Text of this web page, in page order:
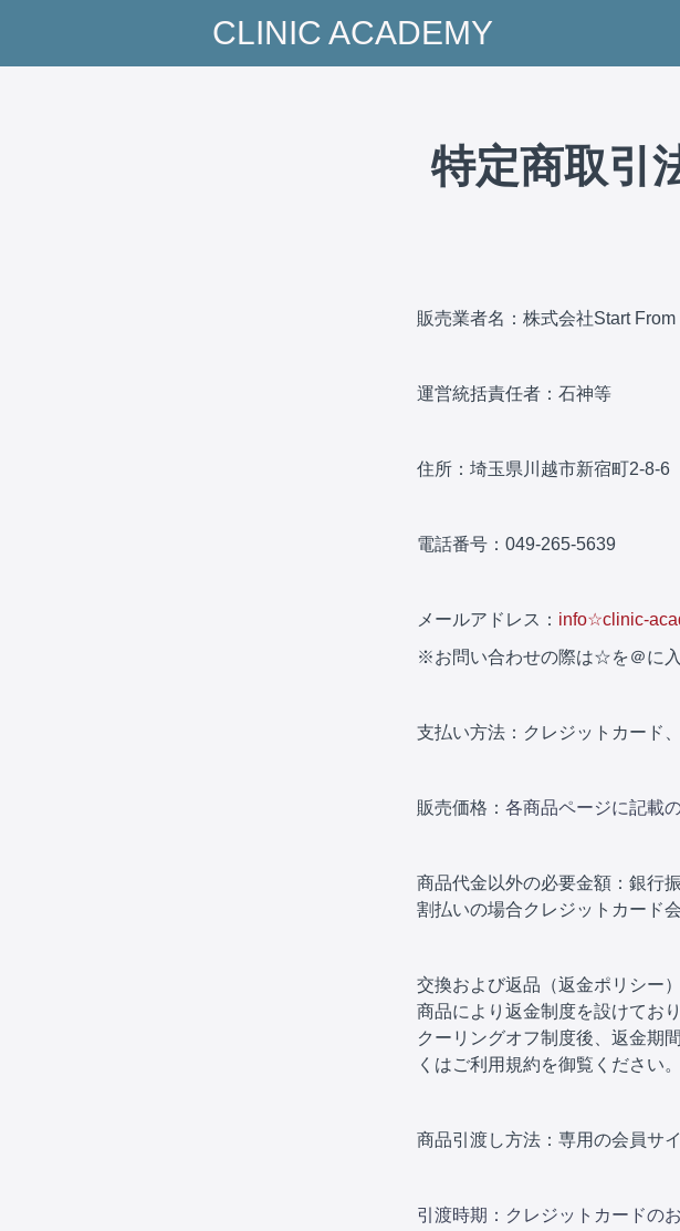
CLINIC ACADEMY
特定商取引
販売業者名：株式会社Start
運営統括責任者：石神等
住所：埼玉県川越市新宿町2-8-6
電話番号：049-265-5639
メールアドレス： info☆clinic-
※お問い合わせの際は☆を＠に
支払い方法：クレジットカード
販売価格： 各商品ページに記載
商品代金以外の必要金額：銀行
割払いの場合クレジットカード
交換および返品（返金ポリシー
商品により返金制度を設けてお
クーリングオフ制度後、返金期
くはご利用規約を御覧ください。
商品引渡し方法：専用の会員サ
引渡時期：クレジットカードの